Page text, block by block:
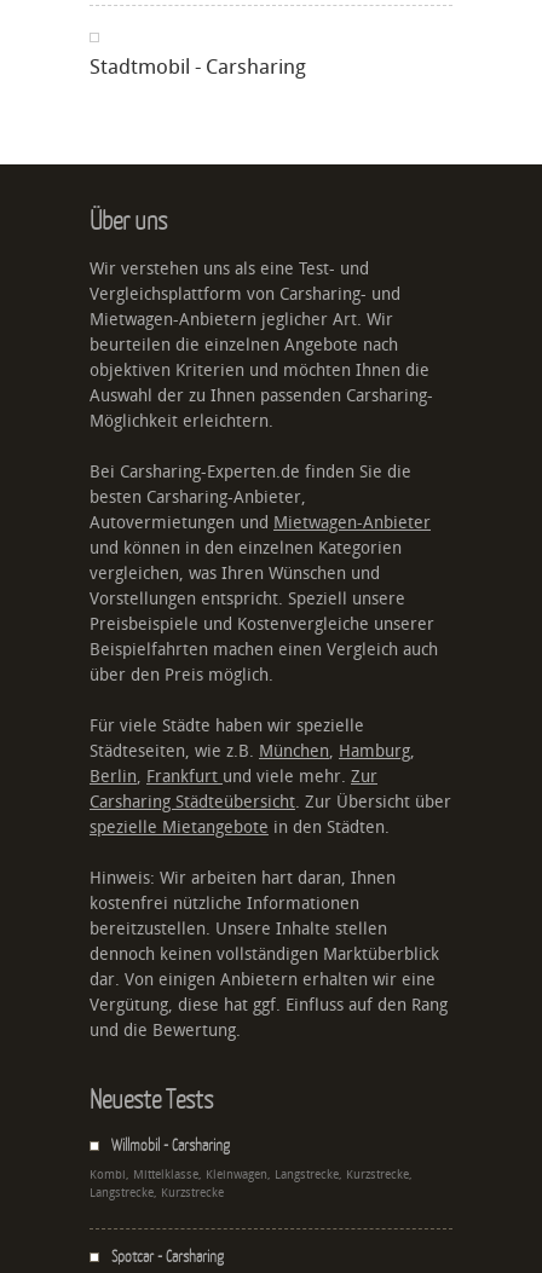
Stadtmobil - Carsharing
Über uns
Wir verstehen uns als eine Test- und
Vergleichsplattform von Carsharing- und
Mietwagen-Anbietern jeglicher Art. Wir
beurteilen die einzelnen Angebote nach
objektiven Kriterien und möchten Ihnen die
Auswahl der zu Ihnen passenden Carsharing-
Möglichkeit erleichtern.
Bei Carsharing-Experten.de finden Sie die
besten Carsharing-Anbieter,
Autovermietungen und Mietwagen-Anbieter
und können in den einzelnen Kategorien
vergleichen, was Ihren Wünschen und
Vorstellungen entspricht. Speziell unsere
Preisbeispiele und Kostenvergleiche unserer
Beispielfahrten machen einen Vergleich auch
über den Preis möglich.
Für viele Städte haben wir spezielle
Städteseiten, wie z.B. München, Hamburg,
Berlin, Frankfurt und viele mehr. Zur
Carsharing Städteübersicht. Zur Übersicht über
spezielle Mietangebote in den Städten.
Hinweis: Wir arbeiten hart daran, Ihnen
kostenfrei nützliche Informationen
bereitzustellen. Unsere Inhalte stellen
dennoch keinen vollständigen Marktüberblick
dar. Von einigen Anbietern erhalten wir eine
Vergütung, diese hat ggf. Einfluss auf den Rang
und die Bewertung.
Neueste Tests
Willmobil - Carsharing
Kombi, Mittelklasse, Kleinwagen, Langstrecke, Kurzstrecke,
Langstrecke, Kurzstrecke
Spotcar - Carsharing